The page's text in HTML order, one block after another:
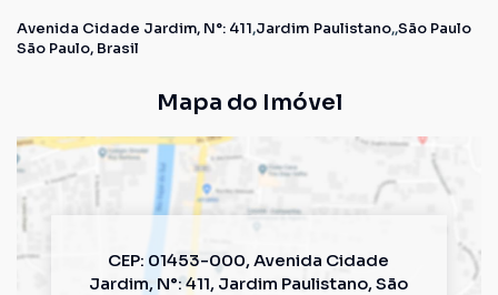
Avenida Cidade Jardim, N°: 411 Jardim Paulistano São Paulo
São Paulo, Brasil
Mapa do Imóvel
CEP: 01453-000,Avenida Cidade
Jardim, N°:411, Jardim Paulistano,São